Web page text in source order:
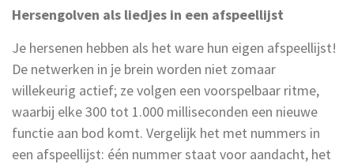
Hersengolven als liedjes in een afspeellijst
Je hersenen hebben als het ware hun eigen afspeellijst!
De netwerken in je brein worden niet zomaar
willekeurig actief; ze volgen een voorspelbaar ritme,
waarbij elke 300 tot 1.000 milliseconden een nieuwe
functie aan bod komt. Vergelijk het met nummers in
een afspeellijst: één nummer staat voor aandacht, het